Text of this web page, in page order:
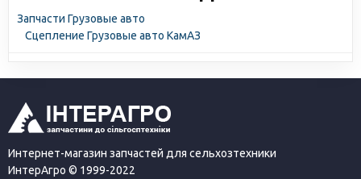
Запчасти Грузовые авто
Сцепление Грузовые авто КамАЗ
Интернет-магазин запчастей для сельхозтехники
ИнтерАгро © 1999-2022